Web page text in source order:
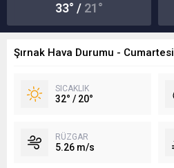
33° / 21°
Şırnak Hava Durumu - Cumartesi
SICAKLIK
32° / 20°
RÜZGAR
5.26 m/s